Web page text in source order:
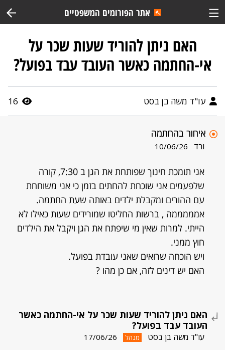
אתר הפורומים המשפטיים
האם ניתן להוריד שעות שכר על
אי-החתמה כאשר העובד עבד בפועל?
עו"ד משה בן בסט 16
איחור בהחתמה
ורד 10/06/26
אני תומכת חינוך שפותחת את הגן ב 7:30, קורה
שלפעמים אני שוכחת להחתים בזמן כי אני משוחחת
עם ההורים ומקבלת ילדים באותה שעת החתמה.
אמממממה , ברשות החליטו שמורידים שעות כאילו לא
הייתי. למרות שאין מי שיפתח את הגן ויקבל את הילדים
חוץ ממני.
ויש הוכחה שרואים שאני עובדת בפועל.
האם יש דינים לזה, אם כן מהו ?
האם ניתן להוריד שעות שכר על אי-החתמה כאשר
העובד עבד בפועל?
עו"ד משה בן בסט מנהל 17/06/26